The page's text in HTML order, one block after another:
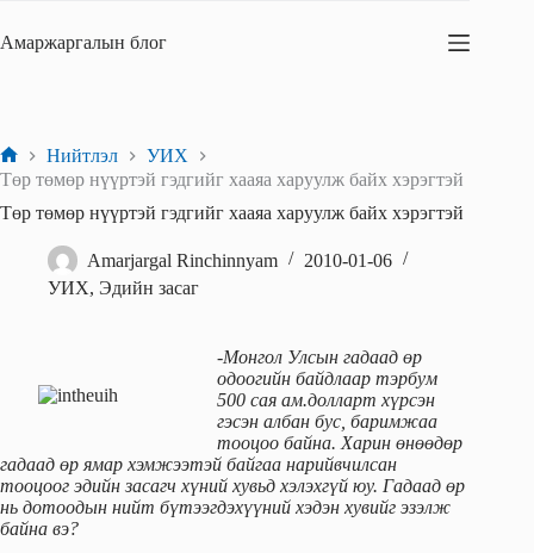
content
Амаржаргалын блог
Home
Нийтлэл
УИХ
Төр төмөр нүүртэй гэдгийг хааяа харуулж байх хэрэгтэй
Төр төмөр нүүртэй гэдгийг хааяа харуулж байх хэрэгтэй
Amarjargal Rinchinnyam
2010-01-06
УИХ, Эдийн засаг
-Монгол Улсын гадаад өр
одоогийн байдлаар тэрбум
500 сая ам.долларт хүрсэн
гэсэн албан бус, баримжаа
тооцоо байна. Харин өнөөдөр
гадаад өр ямар хэмжээтэй байгаа нарийвчилсан
тооцоог эдийн засагч хүний хувьд хэлэхгүй юу. Гадаад өр
нь дотоодын нийт бүтээгдэхүүний хэдэн хувийг эзэлж
байна вэ?